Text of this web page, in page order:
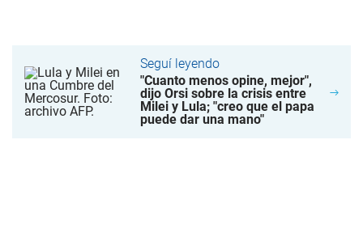
Seguí leyendo
"Cuanto menos opine, mejor",
dijo Orsi sobre la crisis entre
Milei y Lula; "creo que el papa
puede dar una mano"